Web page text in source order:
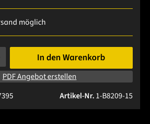
möglich
Gib den gewünschten Wert ein oder
In den Warenkorb
PDF Angebot erstellen
Artikel-Nr.1-B8209-15